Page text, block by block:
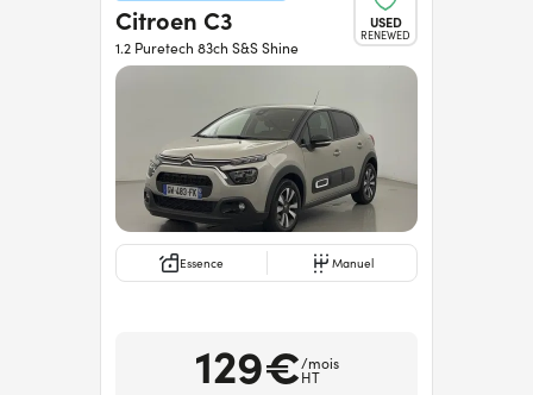
USED
RENEWED
Citroen C3
1.2 Puretech 83ch S&S Shine
Essence Manuel
129€/mois
HT